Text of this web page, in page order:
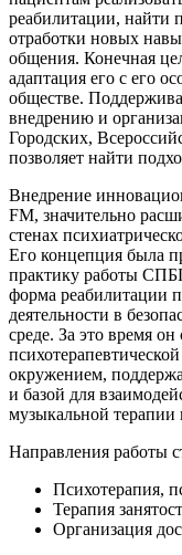
реабилитации, найти
отработки новых
общения. Конечная
адаптация его с его
обществе.
внедрению и
Городских,
позволяет найти
Внедрение
FM, значительно
стенах
Его концепция была
практику работы
форма реабилитации
деятельности в
среде. За это время
окружением,
и базой для
музыкальной терапии
Направления работы
Психотерапия,
Терапия
Организация